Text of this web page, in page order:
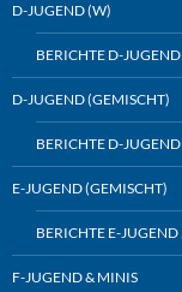
D-JUGEND (W)
BERICHTE D-
D-JUGEND (GEMISCHT)
BERICHTE D-
E-JUGEND (GEMISCHT)
BERICHTE E-
F-JUGEND & MINIS